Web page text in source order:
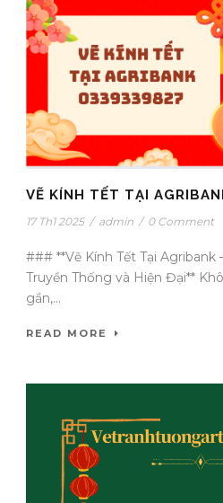
VẼ KÍNH TẾT TẠI
17 Th1 2025 / admin / 0 Comment
### **Vẽ Kính Tết Tại Agribank
Truyền Thống và Hiện Đại**
gần,...
READ MORE